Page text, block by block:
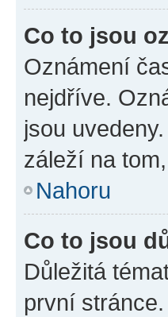
Co to jsou
Oznámení
nejdříve.
jsou
záleží na
Nahoru
Co to jsou
Důležitá
první